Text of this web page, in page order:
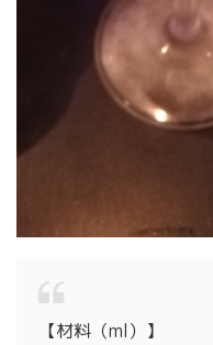
【材料（ml）】